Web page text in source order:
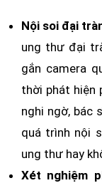
Nội soi đại
ung thư đại
gắn camera
thời phát hiện
nghi ngờ, bác
quá trình nội
ung thư hay
Xét nghiệm